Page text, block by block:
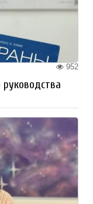
952
руководства